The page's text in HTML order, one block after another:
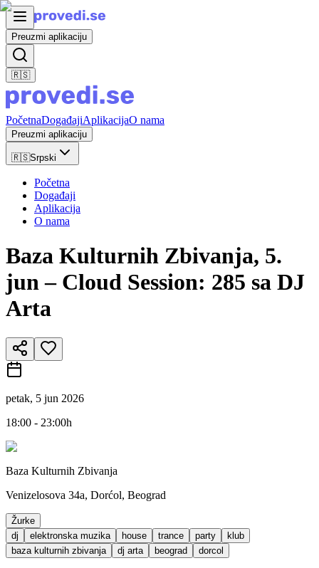
Preuzmi aplikaciju
🇷🇸
PočetnaDogađajiAplikacijaO nama
Preuzmi aplikaciju
🇷🇸Srpski
Početna
Događaji
Aplikacija
O nama
Baza Kulturnih Zbivanja, 5.
jun – Cloud Session: 285 sa DJ
Arta
petak, 5 jun 2026
18:00 - 23:00h
Baza Kulturnih Zbivanja
Venizelosova 34a, Dorćol, Beograd
Žurke
dj
elektronska muzika house trance party
klub
baza kulturnih zbivanja
dj arta beograd dorcol